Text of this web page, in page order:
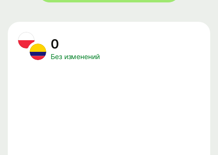
0
Без изменений